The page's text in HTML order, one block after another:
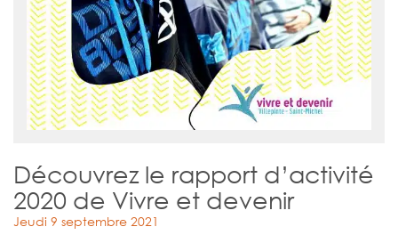
Découvrez le rapport d’activité
2020 de Vivre et devenir
Jeudi 9 septembre 2021